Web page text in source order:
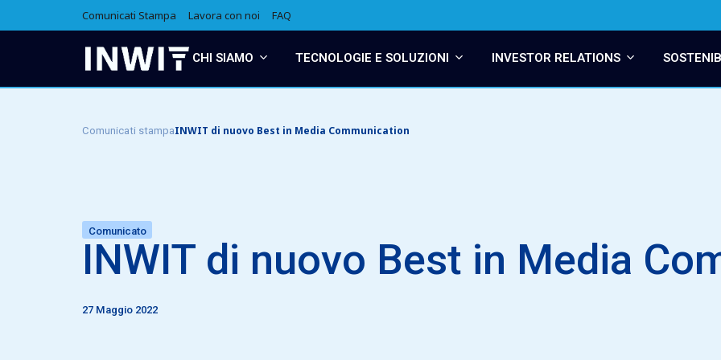
Comunicati Stampa Lavora con noi FAQ
CHI SIAMO TECNOLOGIE E SOLUZIONI INVESTOR RELATIONS
Comunicati stampaINWIT di nuovo Best in Media Communication
Comunicato
INWIT di nuovo Best in Media
27 Maggio 2022